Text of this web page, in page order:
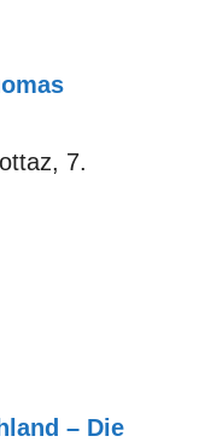
7.
– Die